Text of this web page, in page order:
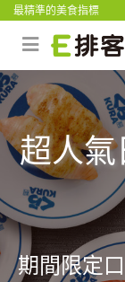
最精準的美食指標
超人
期間限定